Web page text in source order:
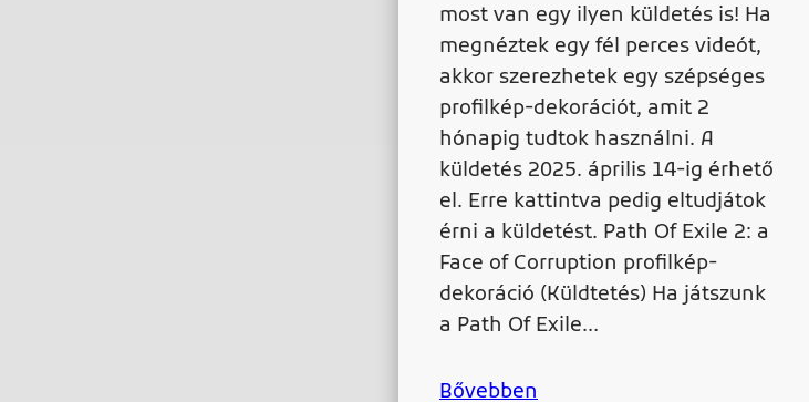
most van egy ilyen küldetés is! Ha
megnéztek egy fél perces videót,
akkor szerezhetek egy szépséges
profilkép-dekorációt, amit 2
hónapig tudtok használni. A
küldetés 2025. április 14-ig érhető
el. Erre kattintva pedig eltudjátok
érni a küldetést. Path Of Exile 2: a
Face of Corruption profilkép-
dekoráció (Küldtetés) Ha játszunk
a Path Of Exile…
Bővebben